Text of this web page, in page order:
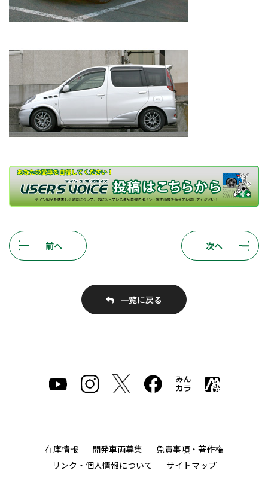
前へ 次へ
一覧に戻る
在庫情報 開発車両募集
免責事項・著作権
リンク・個人情報について
サイトマップ